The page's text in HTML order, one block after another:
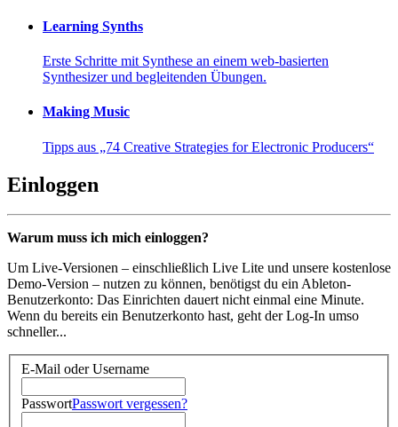
Learning Synths
Erste Schritte mit Synthese an einem web-basierten
Synthesizer und begleitenden Übungen.
Making Music
Tipps aus „74 Creative Strategies for Electronic Producers“
Einloggen
Warum muss ich mich einloggen?
Um Live-Versionen – einschließlich Live Lite und unsere kostenlose
Demo-Version – nutzen zu können, benötigst du ein Ableton-
Benutzerkonto: Das Einrichten dauert nicht einmal eine Minute.
Wenn du bereits ein Benutzerkonto hast, geht der Log-In umso
schneller...
E-Mail oder Username
PasswortPasswort vergessen?